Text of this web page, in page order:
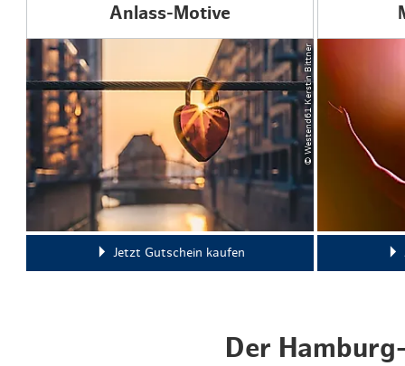
Anlass-Motive
© Westend61 Kerstin Bittner
Jetzt Gutschein kaufen
Der